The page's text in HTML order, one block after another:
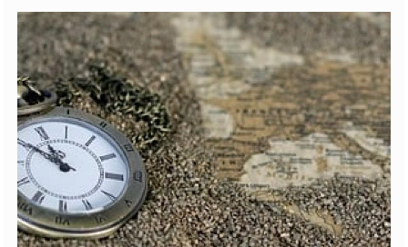
TEAM
FILODIRITTO REDAZIONE COMITATO SCIENTIFICO AUTORI CURATORI
FOTOGRAFI PARTNER COLLABORA CON NOI
EXTRA
CODICI RUBRICHE LIBRI PROCEEDINGS PUBBLICITÀ CONTATTI
SOCIAL MEDIA